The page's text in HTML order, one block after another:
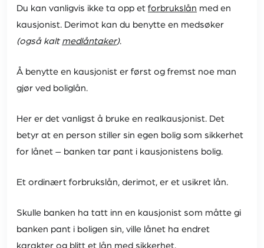
Du kan vanligvis ikke ta opp etforbrukslån med en
kausjonist. Derimot kan du benytte en medsøker
(også kalt medlåntaker).
Å benytte en kausjonist er først og fremst noe man
gjør ved boliglån.
Her er det vanligst å bruke en realkausjonist. Det
betyr at en person stiller sin egen bolig som sikkerhet
for lånet – banken tar pant i kausjonistens bolig.
Et ordinært forbrukslån, derimot, er et usikret lån.
Skulle banken ha tatt inn en kausjonist som måtte gi
banken pant i boligen sin, ville lånet ha endret
karakter og blitt et lån med sikkerhet.